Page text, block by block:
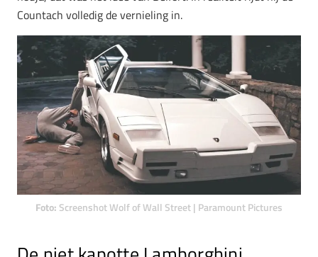
Countach volledig de vernieling in.
Foto: Screenshot Wolf of Wall Street | Paramount Pictures